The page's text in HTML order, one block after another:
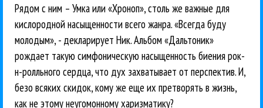
Рядом с ним – Умка или «Хроноп», столь же важные для
кислородной насыщенности всего жанра. «Всегда буду
молодым», - декларирует Ник. Альбом «Дальтоник»
рождает такую симфоническую насыщенность биения рок-
н-ролльного сердца, что дух захватывает от перспектив. И,
безо всяких скидок, кому же еще их претворять в жизнь,
как не этому неугомонному харизматику?